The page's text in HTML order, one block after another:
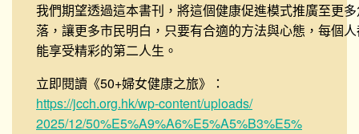
我們期望透過這本書刊，將這個健康促進模式推廣至更
落，讓更多市民明白，只要有合適的方法與心態，每個
能享受精彩的第二人生。
立即閱讀《50+婦女健康之旅》：
https://jcch.org.hk/wp-content/uploads/
2025/12/50%E5%A9%A6%E5%A5%B3%E5%